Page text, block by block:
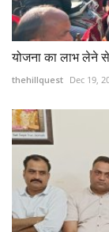
योजना का लाभ लेने
thehillquest Dec 19,